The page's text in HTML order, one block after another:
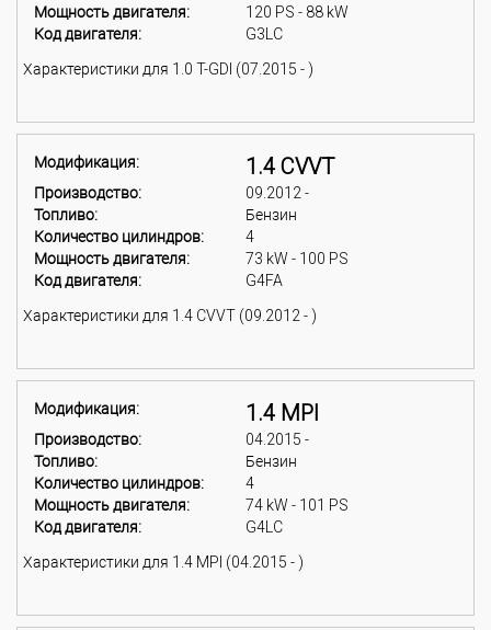
Мощность двигателя:
120 PS - 88 kW
Код двигателя:
G3LC
Характеристики для 1.0 T-GDI (07.2015 - )
Модификация: 1.4 CVVT
Производство:
09.2012 -
Топливо:
Бензин
Количество цилиндров:
4
Мощность двигателя:
73 kW - 100 PS
Код двигателя:
G4FA
Характеристики для 1.4 CVVT (09.2012 - )
Модификация: 1.4 MPI
Производство:
04.2015 -
Топливо:
Бензин
Количество цилиндров:
4
Мощность двигателя:
74 kW - 101 PS
Код двигателя:
G4LC
Характеристики для 1.4 MPI (04.2015 - )